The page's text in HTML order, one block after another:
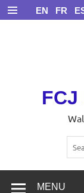
Skip
to
content
FCJ
EN FR
MENU